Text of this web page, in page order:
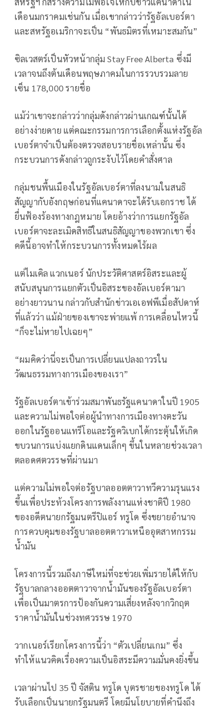
เดือนมกราคมเช่นกัน เมื่อเขากล่าวว่ารัฐอัลเบอร์ตา
และสหรัฐอเมริกาจะเป็น “พันธมิตรที่เหมาะสมกัน”
ซิลเวสตร์เป็นหัวหน้ากลุ่ม Stay Free Alberta ซึ่งมี
เวลาจนถึงต้นเดือนพฤษภาคมในการรวบรวมลาย
เซ็น 178,000 รายชื่อ
แม้ว่าเขาจะกล่าวว่ากลุ่มดังกล่าวผ่านเกณฑ์นั้นได้
อย่างง่ายดาย แต่คณะกรรมการการเลือกตั้งแห่งรัฐอัล
เบอร์ตาจำเป็นต้องตรวจสอบรายชื่อเหล่านั้น ซึ่ง
กระบวนการดังกล่าวถูกระงับไว้โดยคำสั่งศาล
กลุ่มชนพื้นเมืองในรัฐอัลเบอร์ตาที่ลงนามในสนธิ
สัญญากับอังกฤษก่อนที่แคนาดาจะได้รับเอกราช ได้
ยื่นฟ้องร้องทางกฎหมาย โดยอ้างว่าการแยกรัฐอัล
เบอร์ตาจะละเมิดสิทธิในสนธิสัญญาของพวกเขา ซึ่ง
คดีนี้อาจทำให้กระบวนการทั้งหมดไร้ผล
แต่ไมเคิล แวกเนอร์ นักประวัติศาสตร์อิสระและผู้
สนับสนุนการแยกตัวเป็นอิสระของอัลเบอร์ตามา
อย่างยาวนาน กล่าวกับสำนักข่าวเอเอฟพีเมื่อสัปดาห์
ที่แล้วว่า แม้ฝ่ายของเขาจะพ่ายแพ้ การเคลื่อนไหวนี้
“ก็จะไม่หายไปเฉยๆ”
“ผมคิดว่านี่จะเป็นการเปลี่ยนแปลงถาวรใน
วัฒนธรรมทางการเมืองของเรา”
รัฐอัลเบอร์ตาเข้าร่วมสมาพันธรัฐแคนาดาในปี 1905
และความไม่พอใจต่อผู้นำทางการเมืองทางตะวัน
ออกในรัฐออนแทรีโอและรัฐควิเบกได้กระตุ้นให้เกิด
ขบวนการแบ่งแยกดินแดนเล็กๆ ขึ้นในหลายช่วงเวลา
ตลอดศตวรรษที่ผ่านมา
แต่ความไม่พอใจต่อรัฐบาลออตตาวาทวีความรุนแรง
ขึ้นเพื่อประท้วงโครงการพลังงานแห่งชาติปี 1980
ของอดีตนายกรัฐมนตรีปิแอร์ ทรูโด ซึ่งขยายอำนาจ
การควบคุมของรัฐบาลออตตาวาเหนืออุตสาหกรรม
น้ำมัน
โครงการนี้รวมถึงภาษีใหม่ที่จะช่วยเพิ่มรายได้ให้กับ
รัฐบาลกลางออตตาวาจากน้ำมันของรัฐอัลเบอร์ตา
เพื่อเป็นมาตรการป้องกันความเสี่ยงหลังจากวิกฤต
ราคาน้ำมันในช่วงทศวรรษ 1970
วากเนอร์เรียกโครงการนี้ว่า “ตัวเปลี่ยนเกม” ซึ่ง
ทำให้แนวคิดเรื่องความเป็นอิสระมีความมั่นคงยิ่งขึ้น
เวลาผ่านไป 35 ปี จัสติน ทรูโด บุตรชายของทรูโด ได้
รับเลือกเป็นนายกรัฐมนตรี โดยมีนโยบายที่คำนึงถึง